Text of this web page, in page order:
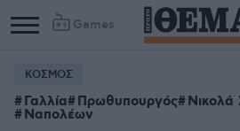
Games
ΚΟΣΜΟΣ
Γαλλία Πρωθυπουργός Νικολά
Ναπολέων